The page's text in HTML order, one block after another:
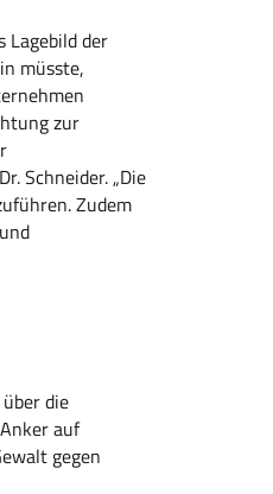
Lagebild der
müsste,
zur
Schneider. „Die
Zudem
die
auf
gegen